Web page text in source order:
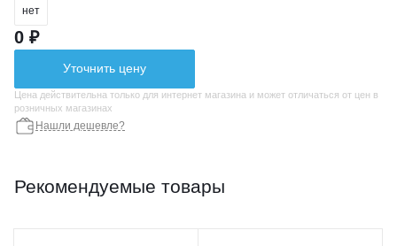
нет
0 ₽
Уточнить цену
Цена действительна только для интернет магазина и может отличаться от цен в
розничных магазинах
Нашли дешевле?
Рекомендуемые товары